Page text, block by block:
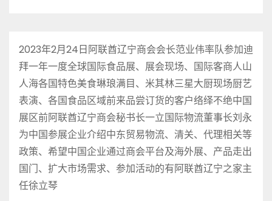
2023年2月24日阿联酋辽宁商会会长范业伟率队参加迪
拜一年一度全球国际食品展、展会现场、国际客商人山
人海各国特色美食琳琅满目、米其林三星大厨现场厨艺
表演、各国食品区域前来品尝订货的客户络绎不绝中国
展区前阿联酋辽宁商会秘书长一立国际物流董事长刘永
为中国参展企业介绍中东贸易物流、清关、代理相关等
政策、希望中国企业通过商会平台及海外展、产品走出
国门、扩大市场需求、参加活动的有阿联酋辽宁之家主
任徐立琴